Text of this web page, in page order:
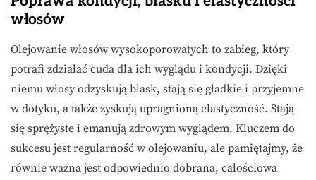
włosów
Olejowanie włosów wysokoporowatych to zabieg, który
potrafi zdziałać cuda dla ich wyglądu i kondycji. Dzięki
niemu włosy odzyskują blask, stają się gładkie i przyjemne
w dotyku, a także zyskują upragnioną elastyczność. Stają
się sprężyste i emanują zdrowym wyglądem. Kluczem do
sukcesu jest regularność w olejowaniu, ale pamiętajmy, że
równie ważna jest odpowiednio dobrana, całościowa